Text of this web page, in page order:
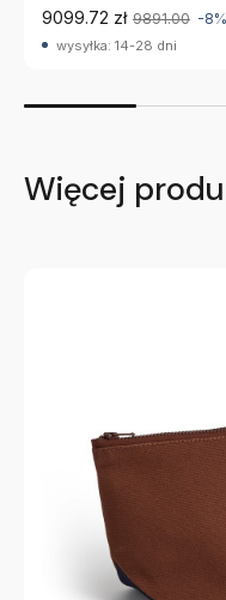
9099.72 zł 9891.00 -8%
wysyłka: 14-28 dni
Więcej